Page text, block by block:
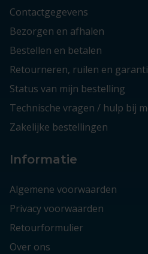
Contactgegevens
Bezorgen en afhalen
Bestellen en betalen
Retourneren, ruilen en
Status van mijn bestelling
Technische vragen / hulp bij
Zakelijke bestellingen
Informatie
Algemene voorwaarden
Privacy voorwaarden
Retourformulier
Over ons